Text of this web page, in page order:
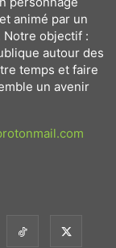
animé par un
objectif :
autour des
temps et faire
un avenir